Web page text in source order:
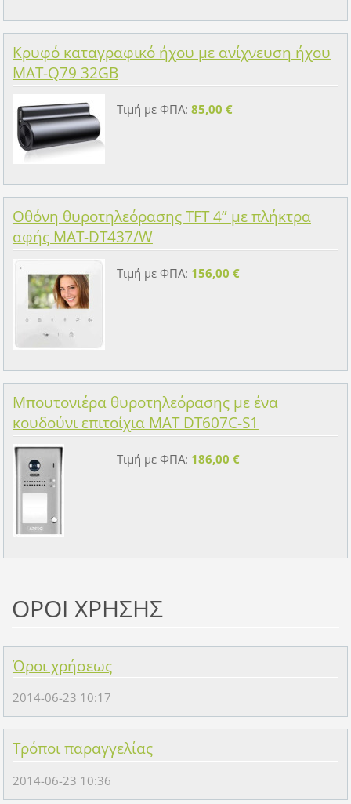
Κρυφό καταγραφικό ήχου με ανίχνευση ήχου
MAT-Q79 32GB
Τιμή με ΦΠΑ: 85,00 €
Οθόνη θυροτηλεόρασης TFT 4” με πλήκτρα
αφής MAT-DT437/W
Τιμή με ΦΠΑ: 156,00 €
Μπουτονιέρα θυροτηλεόρασης με ένα
κουδούνι επιτοίχια MAT DT607C-S1
Τιμή με ΦΠΑ: 186,00 €
ΟΡΟΙ ΧΡΗΣΗΣ
Όροι χρήσεως
2014-06-23 10:17
Τρόποι παραγγελίας
2014-06-23 10:36